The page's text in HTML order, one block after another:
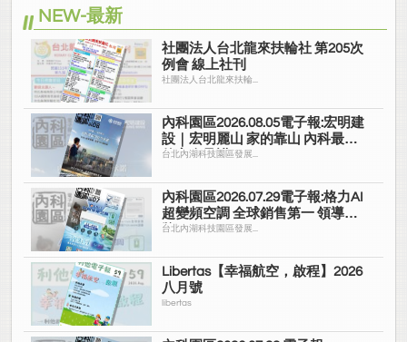
NEW-最新
社團法人台北龍來扶輪社 第205次
例會 線上社刊
社團法人台北龍來扶輪...
內科園區2026.08.05電子報:宏明建
設｜宏明麗山 家的靠山 內科最高
的安全承諾
台北內湖科技園區發展...
內科園區2026.07.29電子報:格力AI
超變頻空調 全球銷售第一 領導品
牌
台北內湖科技園區發展...
Libertas【幸福航空，啟程】2026
八月號
libertas